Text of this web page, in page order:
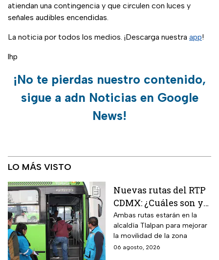
atiendan una contingencia y que circulen con luces y
señales audibles encendidas.
La noticia por todos los medios. ¡Descarga nuestra app!
lhp
¡No te pierdas nuestro contenido,
sigue a adn Noticias en Google
News!
LO MÁS VISTO
Nuevas rutas del RTP
CDMX: ¿Cuáles son y
con qué estaciones
del Metrobús
conectan?
Ambas rutas estarán en la
alcaldía Tlalpan para mejorar
la movilidad de la zona
06 agosto, 2026